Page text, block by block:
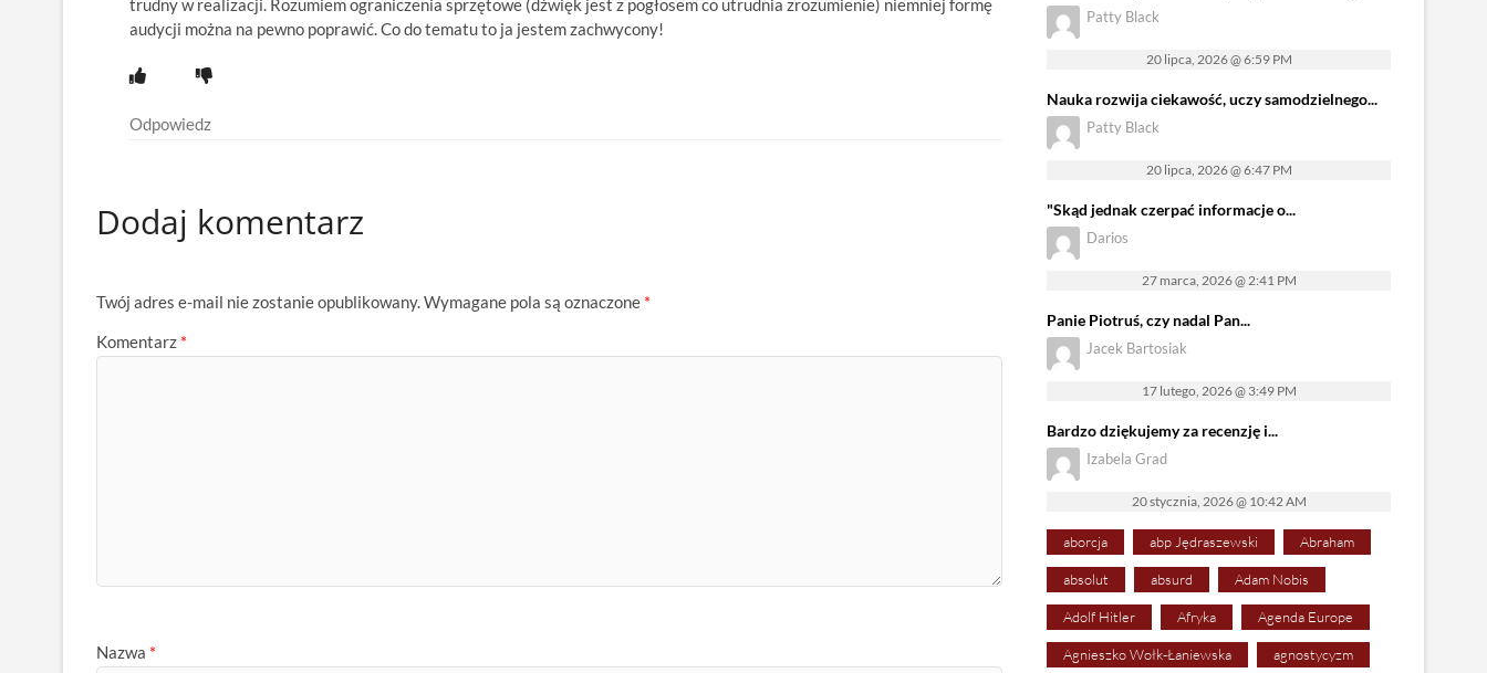
trudny w realizacji. Rozumiem ograniczenia sprzętowe (dźwięk jest z pogłosem co utrudnia zrozumienie) niemniej formę
audycji można na pewno poprawić. Co do tematu to ja jestem zachwycony!
Odpowiedz
Dodaj komentarz
Twój adres e-mail nie zostanie opublikowany.Wymagane pola są oznaczone *
Komentarz *
Nazwa *
Patty Black
20 lipca, 2026 @ 6:59 PM
Nauka rozwija ciekawość, uczy samodzielnego...
Patty Black
20 lipca, 2026 @ 6:47 PM
"Skąd jednak czerpać informacje o...
Darios
27 marca, 2026 @ 2:41 PM
Panie Piotruś, czy nadal Pan...
Jacek Bartosiak
17 lutego, 2026 @ 3:49 PM
Bardzo dziękujemy za recenzję i...
Izabela Grad
20 stycznia, 2026 @ 10:42 AM
aborcja abp Jędraszewski Abraham
absolut absurd Adam Nobis
Adolf Hitler Afryka Agenda Europe
Agnieszko Wołk-Łaniewska agnostycyzm